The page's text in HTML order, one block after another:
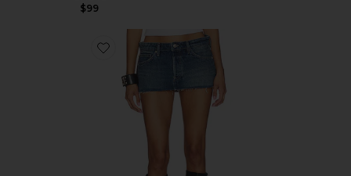
$99
Favorite FALDA ARDEN MICRO MINI